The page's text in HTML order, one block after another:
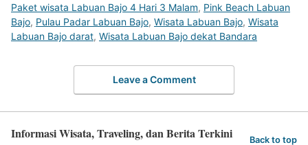
Paket wisata Labuan Bajo 4 Hari 3 Malam, Pink Beach Labuan
Bajo, Pulau Padar Labuan Bajo, Wisata Labuan Bajo, Wisata
Labuan Bajo darat, Wisata Labuan Bajo dekat Bandara
Leave a Comment
Informasi Wisata, Traveling, dan Berita Terkini Back to top